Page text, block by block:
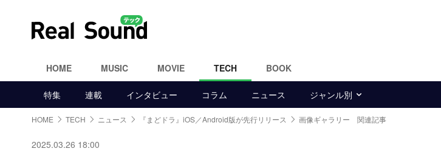
HOME MUSIC MOVIE TECH BOOK
特集 連載 インタビュー コラム ニュース ジャンル別
HOME TECH ニュース 『まどドラ』iOS／Android版が先行リリース 画像ギャラリー 関連記事
2025.03.26 18:00